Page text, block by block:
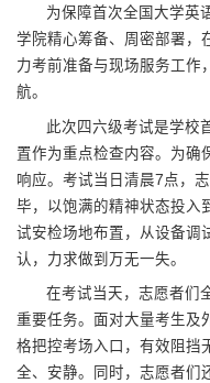
为保障首次全国大学英
学院精心筹备、周密部署，
力考前准备与现场服务工作
航。
此次四六级考试是学校
置作为重点检查内容。为确
响应。考试当日清晨7点，
毕，以饱满的精神状态投入
试安检场地布置，从设备调
认，力求做到万无一失。
在考试当天，志愿者们
重要任务。面对大量考生及
格把控考场入口，有效阻挡
全、安静。同时，志愿者们